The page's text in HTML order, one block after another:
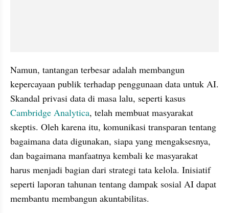
Namun, tantangan terbesar adalah membangun
kepercayaan publik terhadap penggunaan data untuk AI.
Cambridge Analytica, telah membuat masyarakat
skeptis. Oleh karena itu, komunikasi transparan tentang
bagaimana data digunakan, siapa yang mengaksesnya,
dan bagaimana manfaatnya kembali ke masyarakat
harus menjadi bagian dari strategi tata kelola. Inisiatif
seperti laporan tahunan tentang dampak sosial AI dapat
membantu membangun akuntabilitas.